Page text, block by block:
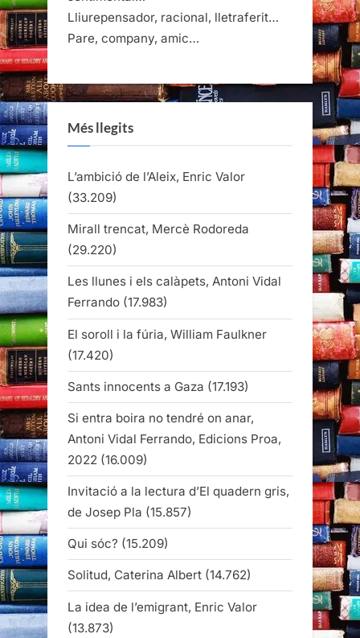
Lliurepensador, racional, lletraferit…
Pare, company, amic…
Més llegits
L’ambició de l’Aleix, Enric Valor
(33.209)
Mirall trencat, Mercè Rodoreda
(29.220)
Les llunes i els calàpets, Antoni Vidal
Ferrando (17.983)
El soroll i la fúria, William Faulkner
(17.420)
Sants innocents a Gaza (17.193)
Si entra boira no tendré on anar,
Antoni Vidal Ferrando, Edicions Proa,
2022 (16.009)
Invitació a la lectura d’El quadern gris,
de Josep Pla (15.857)
Qui sóc? (15.209)
Solitud, Caterina Albert (14.762)
La idea de l’emigrant, Enric Valor
(13.873)